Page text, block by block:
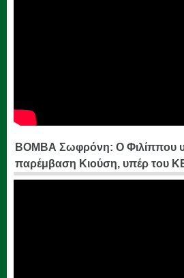
ΒΟΜΒΑ Σωφρόνη: Ο Φιλίππου
παρέμβαση Κιούση, υπέρ του